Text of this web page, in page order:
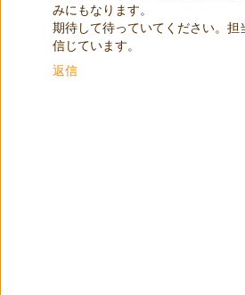
みにもなります。
期待して待っていてください。担
信じています。
返信